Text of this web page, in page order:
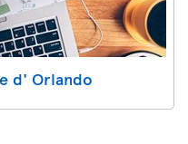
d' Orlando